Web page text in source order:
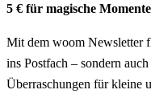
5 € für magische
Mit dem woom Newsletter
ins Postfach – sondern
Überraschungen für kleine